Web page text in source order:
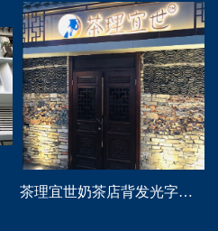
茶理宜世奶茶店背发光字门头招牌制作安装